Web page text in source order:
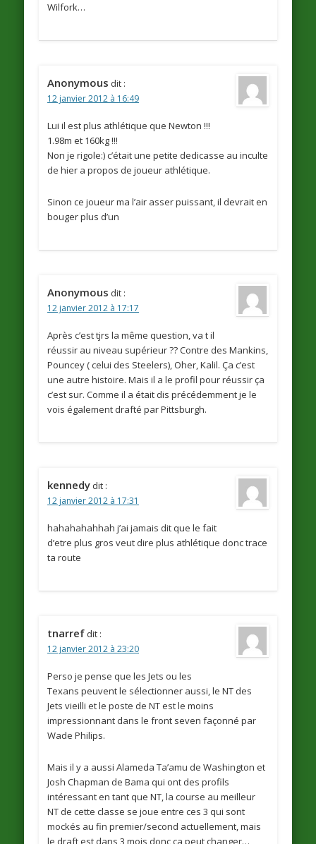
Wilfork…
Anonymous dit :
12 janvier 2012 à 16:49
Lui il est plus athlétique que Newton !!!
1.98m et 160kg !!!
Non je rigole:) c’était une petite dedicasse au inculte
de hier a propos de joueur athlétique.
Sinon ce joueur ma l’air asser puissant, il devrait en
bouger plus d’un
Anonymous dit :
12 janvier 2012 à 17:17
Après c’est tjrs la même question, va t il
réussir au niveau supérieur ?? Contre des Mankins,
Pouncey ( celui des Steelers), Oher, Kalil. Ça c’est
une autre histoire. Mais il a le profil pour réussir ça
c’est sur. Comme il a était dis précédemment je le
vois également drafté par Pittsburgh.
kennedy dit :
12 janvier 2012 à 17:31
hahahahahhah j’ai jamais dit que le fait
d’etre plus gros veut dire plus athlétique donc trace
ta route
tnarref dit :
12 janvier 2012 à 23:20
Perso je pense que les Jets ou les
Texans peuvent le sélectionner aussi, le NT des
Jets vieilli et le poste de NT est le moins
impressionnant dans le front seven façonné par
Wade Philips.
Mais il y a aussi Alameda Ta’amu de Washington et
Josh Chapman de Bama qui ont des profils
intéressant en tant que NT, la course au meilleur
NT de cette classe se joue entre ces 3 qui sont
mockés au fin premier/second actuellement, mais
le draft est dans 3 mois donc ca peut changer…